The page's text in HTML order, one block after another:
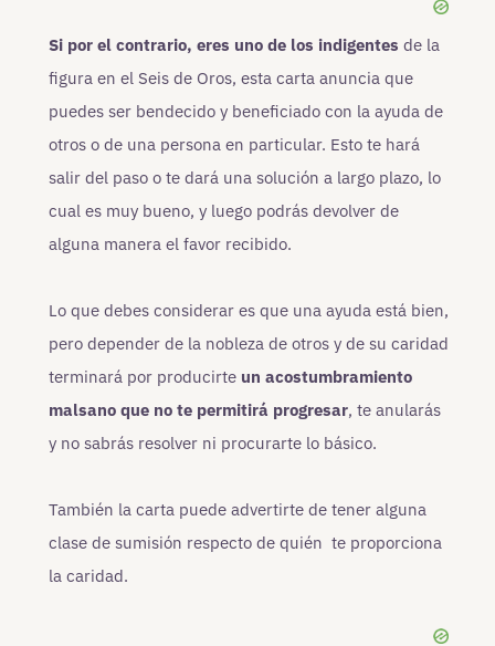
Si por el contrario, eres uno de los indigentes de la
figura en el Seis de Oros, esta carta anuncia que
puedes ser bendecido y beneficiado con la ayuda de
otros o de una persona en particular. Esto te hará
salir del paso o te dará una solución a largo plazo, lo
cual es muy bueno, y luego podrás devolver de
alguna manera el favor recibido.
Lo que debes considerar es que una ayuda está bien,
pero depender de la nobleza de otros y de su caridad
terminará por producirte un acostumbramiento
malsano que no te permitirá progresar, te anularás
y no sabrás resolver ni procurarte lo básico.
También la carta puede advertirte de tener alguna
clase de sumisión respecto de quién te proporciona
la caridad.